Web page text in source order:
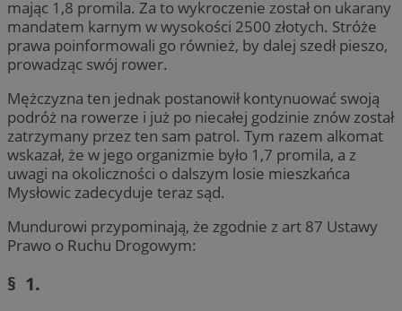
mając 1,8 promila. Za to wykroczenie został on ukarany
mandatem karnym w wysokości 2500 złotych. Stróże
prawa poinformowali go również, by dalej szedł pieszo,
prowadząc swój rower.
Mężczyzna ten jednak postanowił kontynuować swoją
podróż na rowerze i już po niecałej godzinie znów został
zatrzymany przez ten sam patrol. Tym razem alkomat
wskazał, że w jego organizmie było 1,7 promila, a z
uwagi na okoliczności o dalszym losie mieszkańca
Mysłowic zadecyduje teraz sąd.
Mundurowi przypominają, że zgodnie z art 87 Ustawy
Prawo o Ruchu Drogowym:
§ 1.